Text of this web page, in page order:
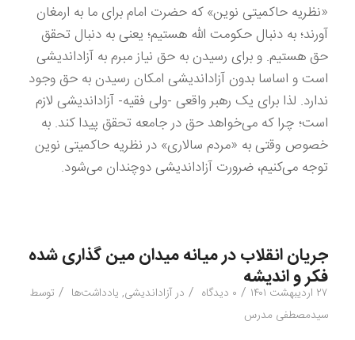
«نظریه حاکمیتی نوین» که حضرت امام برای ما به ارمغان
آورند؛ به دنبال حکومت الله هستیم؛ یعنی به دنبال تحقق
حق هستیم. و برای رسیدن به حق نیاز مبرم به آزاداندیشی
است و اساسا بدون آزاداندیشی امکان رسیدن به حق وجود
ندارد. لذا برای یک رهبر واقعی -ولی فقیه- آزاداندیشی لازم
است؛ چرا که می‌خواهد حق در جامعه تحقق پیدا کند. به
خصوص وقتی به «مردم سالاری» در نظریه حاکمیتی نوین
توجه می‌کنیم، ضرورت آزاداندیشی دوچندان می‌شود.
جریان انقلاب در میانه میدان مین گذاری شده
فکر و اندیشه
۲۷ اردیبهشت ۱۴۰۱ / ۰ دیدگاه / در آزاداندیشی, یادداشت‌ها / توسط
سیدمصطفی مدرس